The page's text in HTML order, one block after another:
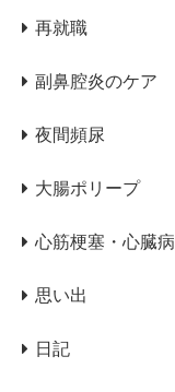
再就職
副鼻腔炎のケア
夜間頻尿
大腸ポリープ
心筋梗塞・心臓病
思い出
日記